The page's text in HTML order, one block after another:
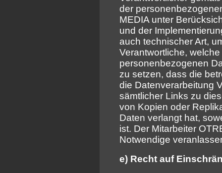
der
MEDIA unter
und der
auch technischer Art,
Verantwortliche,
personenbezogenen
zu setzen, dass die
die Datenverarbeitung
sämtlicher Links zu
von Kopien oder
Daten verlangt hat,
ist. Der Mitarbeiter
Notwendige
e) Recht auf